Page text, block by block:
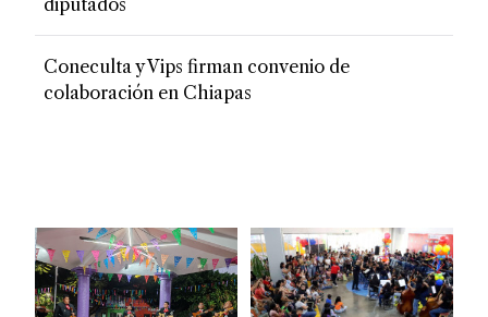
Coneculta y Vips firman convenio de
colaboración en Chiapas